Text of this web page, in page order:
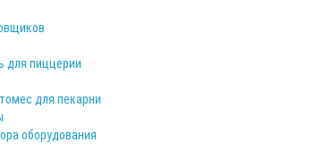
для пиццерии
для пекарни
оборудования